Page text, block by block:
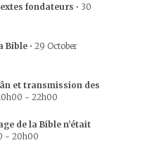
fondateurs • 30
Bible • 29 October
et transmission des
- 22h00
de la Bible n’était
- 20h00